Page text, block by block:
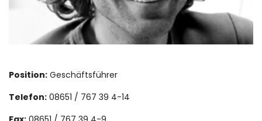
Position: Geschäftsführer
Telefon: 08651 / 767 39 4-14